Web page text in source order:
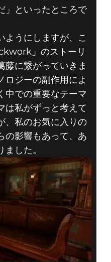
」といったところで
ようにしますが、こ
」のストーリ
藤に繋がっていきま
ロジーの副作用によ
中での重要なテーマ
は私がずっと考えて
、私のお気に入りの
の影響もあって、あ
した。